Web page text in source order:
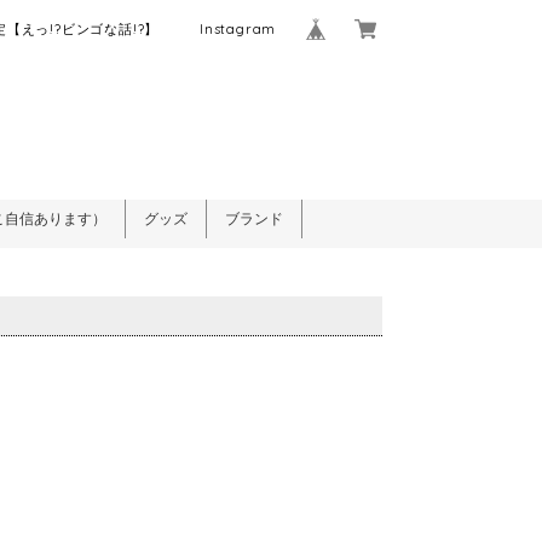
えっ!?ビンゴな話!?】 Instagram
信あります） グッズ ブランド